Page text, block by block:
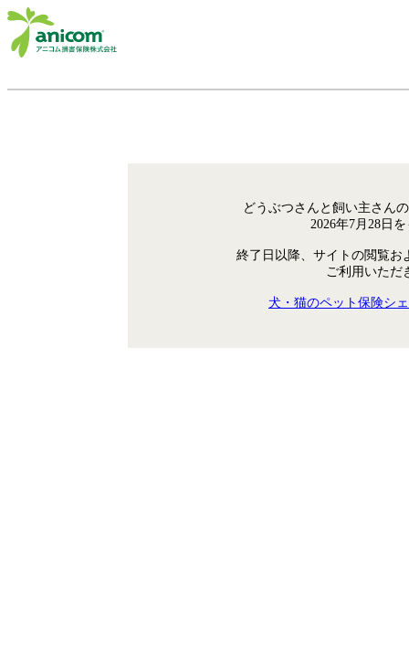
どうぶつさんと飼い主さん
2026年7月28日
終了日以降、サイトの閲覧お
ご利用いただ
犬・猫のペット保険シ